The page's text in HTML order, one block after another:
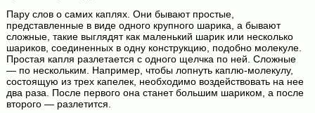
Пару слов о самих каплях. Они бывают простые,
представленные в виде одного крупного шарика, а бывают
сложные, такие выглядят как маленький шарик или несколько
шариков, соединенных в одну конструкцию, подобно молекуле.
Простая капля разлетается с одного щелчка по ней. Сложные
— по нескольким. Например, чтобы лопнуть каплю-молекулу,
состоящую из трех капелек, необходимо воздействовать на нее
два раза. После первого она станет большим шариком, а после
второго — разлетится.